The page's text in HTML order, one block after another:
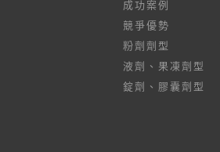
成功案例
競爭優勢
粉劑劑型
液劑、果凍劑型
錠劑、膠囊劑型